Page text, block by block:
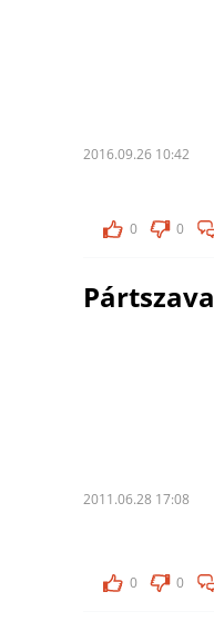
2016.09.26 10:42
0 0
2011.06.28 17:08
0 0